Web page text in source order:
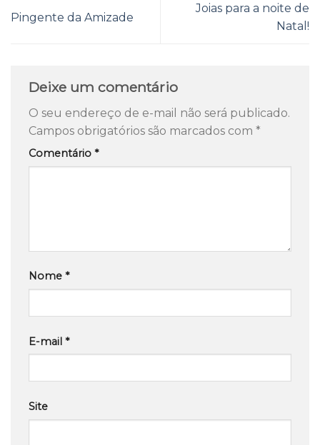
Pingente da Amizade
Joias para a noite de
Natal!
Deixe um comentário
O seu endereço de e-mail não será publicado.
Campos obrigatórios são marcados com *
Comentário *
Nome *
E-mail *
Site